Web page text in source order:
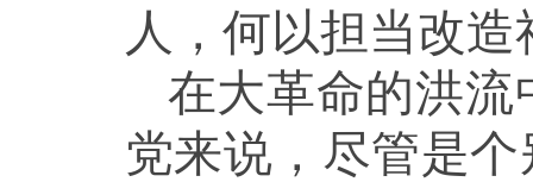
人，何以担当改
在大革命的洪
党来说，尽管是